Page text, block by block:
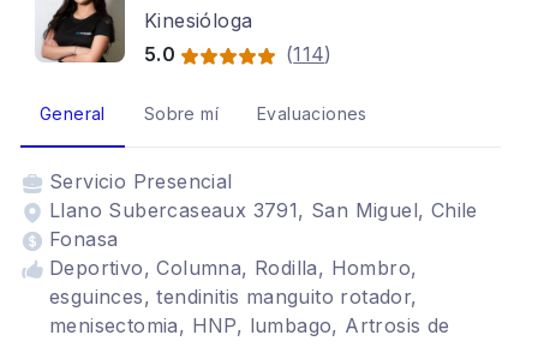
Kinesióloga
5.0
(114)
General Sobre mí Evaluaciones
Servicio Presencial
Llano Subercaseaux 3791, San Miguel, Chile
Fonasa
Deportivo, Columna, Rodilla, Hombro,
esguinces, tendinitis manguito rotador,
menisectomia, HNP, lumbago, Artrosis de